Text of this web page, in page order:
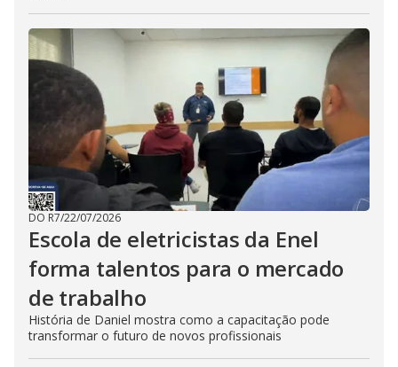
DO R7/22/07/2026
Escola de eletricistas da Enel
forma talentos para o mercado
de trabalho
História de Daniel mostra como a capacitação pode
transformar o futuro de novos profissionais